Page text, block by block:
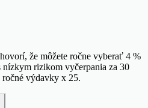
že môžete ročne vyberať 4 %
rizikom vyčerpania za 30
výdavky x 25.